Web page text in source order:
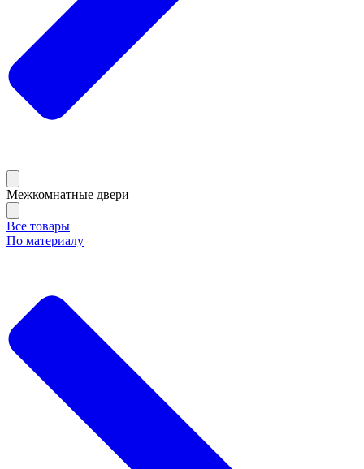
Межкомнатные двери
Все товары
По материалу